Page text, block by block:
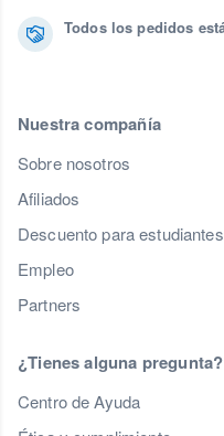
Todos los pedidos
Nuestra compañía
Sobre nosotros
Afiliados
Descuento para estudiantes
Empleo
Partners
¿Tienes alguna pregunta?
Centro de Ayuda